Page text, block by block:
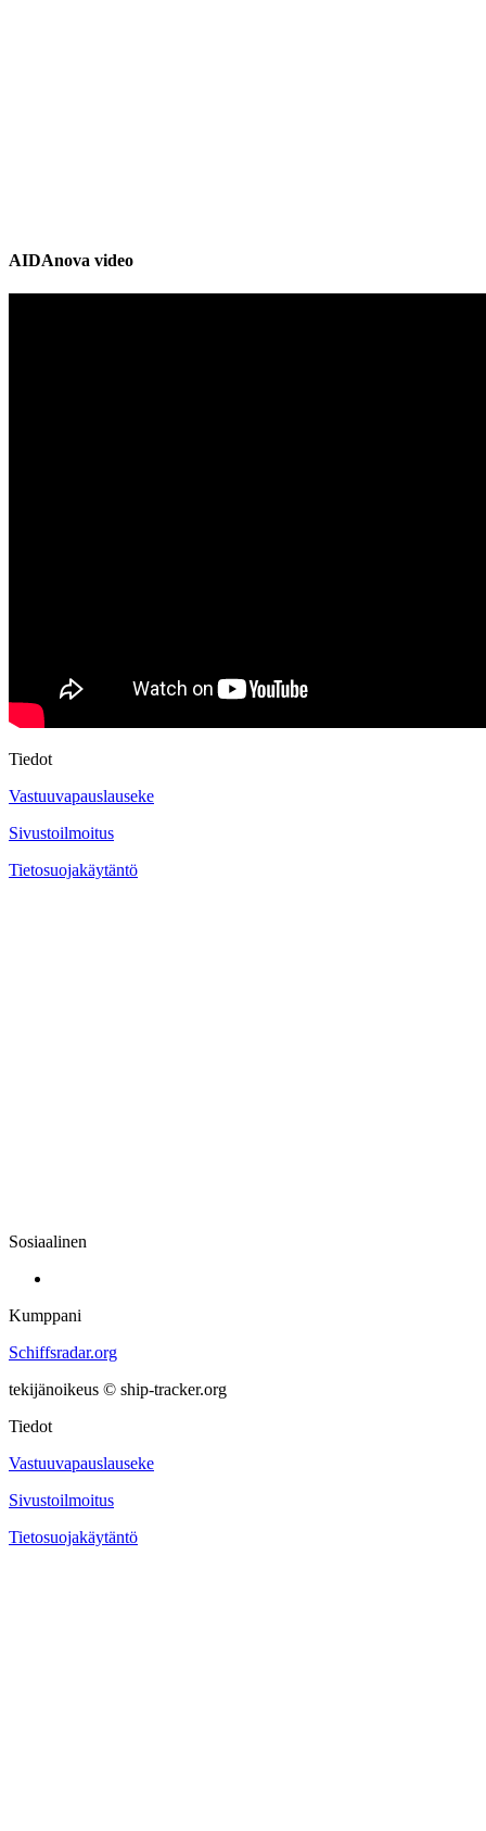
AIDAnova video
Tiedot
Vastuuvapauslauseke
Sivustoilmoitus
Tietosuojakäytäntö
Sosiaalinen
Kumppani
Schiffsradar.org
tekijänoikeus © ship-tracker.org
Tiedot
Vastuuvapauslauseke
Sivustoilmoitus
Tietosuojakäytäntö